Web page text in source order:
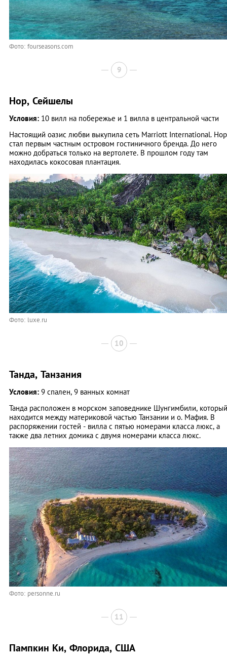
Фото: fourseasons.com
9
Нор, Сейшелы
Условия: 10 вилл на побережье и 1 вилла в центральной части
Настоящий оазис любви выкупила сеть Marriott International. Нор
стал первым частным островом гостиничного бренда. До него
можно добраться только на вертолете. В прошлом году там
находилась кокосовая плантация.
Фото: luxe.ru
10
Танда, Танзания
Условия: 9 спален, 9 ванных комнат
Танда расположен в морском заповеднике Шунгимбили, который
находится между материковой частью Танзании и о. Мафия. В
распоряжении гостей - вилла с пятью номерами класса люкс, а
также два летних домика с двумя номерами класса люкс.
Фото: personne.ru
11
Пампкин Ки, Флорида, США